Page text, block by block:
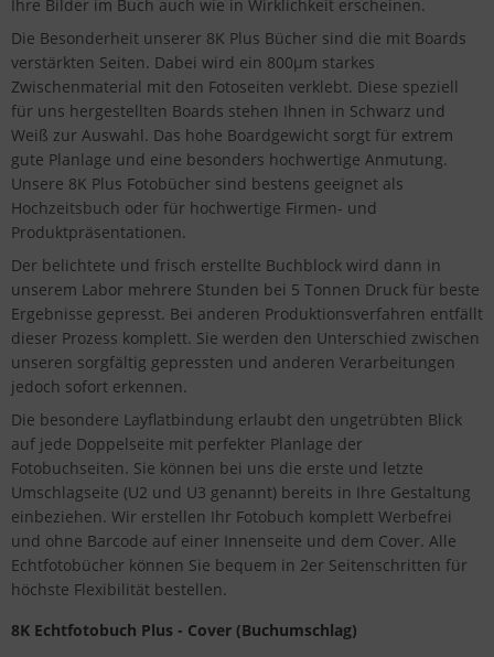
Ihre Bilder im Buch auch wie in Wirklichkeit erscheinen.
Die Besonderheit unserer 8K Plus Bücher sind die mit Boards
verstärkten Seiten. Dabei wird ein 800µm starkes
Zwischenmaterial mit den Fotoseiten verklebt. Diese speziell
für uns hergestellten Boards stehen Ihnen in Schwarz und
Weiß zur Auswahl. Das hohe Boardgewicht sorgt für extrem
gute Planlage und eine besonders hochwertige Anmutung.
Unsere 8K Plus Fotobücher sind bestens geeignet als
Hochzeitsbuch oder für hochwertige Firmen- und
Produktpräsentationen.
Der belichtete und frisch erstellte Buchblock wird dann in
unserem Labor mehrere Stunden bei 5 Tonnen Druck für beste
Ergebnisse gepresst. Bei anderen Produktionsverfahren entfällt
dieser Prozess komplett. Sie werden den Unterschied zwischen
unseren sorgfältig gepressten und anderen Verarbeitungen
jedoch sofort erkennen.
Die besondere Layflatbindung erlaubt den ungetrübten Blick
auf jede Doppelseite mit perfekter Planlage der
Fotobuchseiten. Sie können bei uns die erste und letzte
Umschlagseite (U2 und U3 genannt) bereits in Ihre Gestaltung
einbeziehen. Wir erstellen Ihr Fotobuch komplett Werbefrei
und ohne Barcode auf einer Innenseite und dem Cover. Alle
Echtfotobücher können Sie bequem in 2er Seitenschritten für
höchste Flexibilität bestellen.
8K Echtfotobuch Plus - Cover (Buchumschlag)